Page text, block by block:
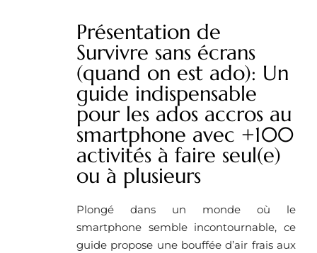
Présentation de
Survivre sans écrans
(quand on est ado): Un
guide indispensable
pour les ados accros au
smartphone avec +100
activités à faire seul(e)
ou à plusieurs
Plongé dans un monde où le
smartphone semble incontournable, ce
guide propose une bouffée d’air frais aux